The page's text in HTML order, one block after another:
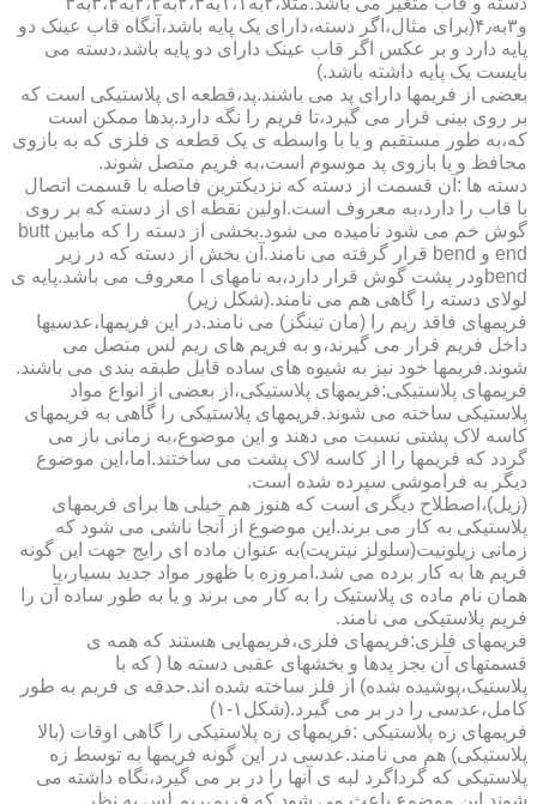
و۳به۴٫(برای مثال،اگر دسته،دارای یک پایه باشد،آنگاه قاب عینک دو
پایه دارد و بر عکس اگر قاب عینک دارای دو پایه باشد،دسته می
بایست یک پایه داشته باشد.)
بعضی از فریمها دارای پد می باشند.پد،قطعه ای پلاستیکی است که
بر روی بینی قرار می گیرد،تا فریم را نگه دارد.پدها ممکن است
که،به طور مستقیم و یا با واسطه ی یک قطعه ی فلزی که به بازوی
محافظ و یا بازوی پد موسوم است،به فریم متصل شوند.
دسته ها :آن قسمت از دسته که نزدیکترین فاصله با قسمت اتصال
با قاب را دارد،به معروف است.اولین نقطه ای از دسته که بر روی
گوش خم می شود نامیده می شود.بخشی از دسته را که مابین butt
end و bend قرار گرفته می نامند.آن بخش از دسته که در زیر
bendودر پشت گوش قرار دارد،به نامهای l معروف می باشد.پایه ی
لولای دسته را گاهی هم می نامند.(شکل زیر)
فریمهای فاقد ریم را (مان تینگز) می نامند.در این فریمها،عدسیها
داخل فریم قرار می گیرند،و به فریم های ریم لس متصل می
شوند.فریمها خود نیز به شیوه های ساده قابل طبقه بندی می باشند.
فریمهای پلاستیکی:فریمهای پلاستیکی،از بعضی از انواع مواد
پلاستیکی ساخته می شوند.فریمهای پلاستیکی را گاهی به فریمهای
کاسه لاک پشتی نسبت می دهند و این موضوع،به زمانی باز می
گردد که فریمها را از کاسه لاک پشت می ساختند.اما،این موضوع
دیگر به فراموشی سپرده شده است.
(زیل)،اصطلاح دیگری است که هنوز هم خیلی ها برای فریمهای
پلاستیکی به کار می برند.این موضوع از آنجا ناشی می شود که
زمانی زیلونیت(سلولز نیتریت)به عنوان ماده ای رایج جهت این گونه
فریم ها به کار برده می شد.امروزه با ظهور مواد جدید بسیار،یا
همان نام ماده ی پلاستیک را به کار می برند و یا به طور ساده آن را
فریم پلاستیکی می نامند.
فریمهای فلزی:فریمهای فلزی،فریمهایی هستند که همه ی
قسمتهای آن بجز پدها و بخشهای عقبی دسته ها ( که با
پلاستیک،پوشیده شده) از فلز ساخته شده اند.حدقه ی فریم به طور
کامل،عدسی را در بر می گیرد.(شکل۱-۱)
فریمهای زه پلاستیکی :فریمهای زه پلاستیکی را گاهی اوقات (بالا
پلاستیکی) هم می نامند.عدسی در این گونه فریمها به توسط زه
پلاستیکی که گرداگرد لبه ی آنها را در بر می گیرد،نگاه داشته می